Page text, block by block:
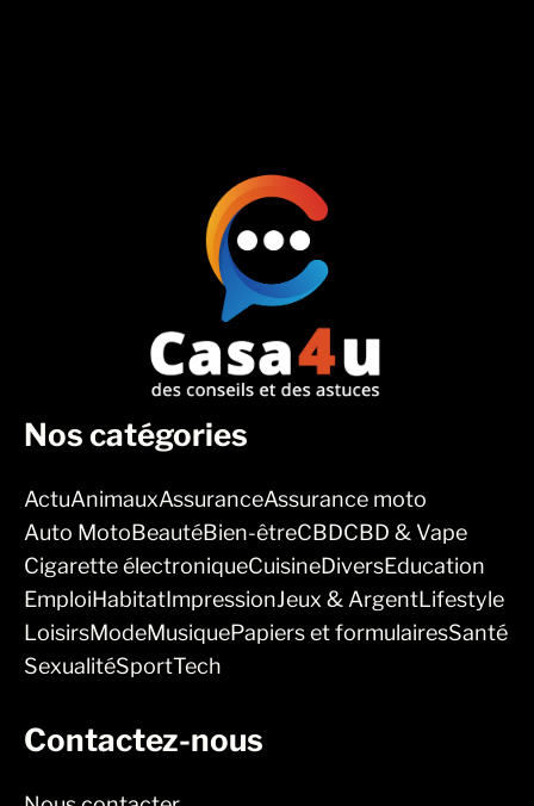
Nos catégories
ActuAnimauxAssuranceAssurance moto
Auto MotoBeautéBien-êtreCBDCBD & Vape
Cigarette électroniqueCuisineDiversEducation
EmploiHabitatImpressionJeux & ArgentLifestyle
LoisirsModeMusiquePapiers et formulairesSanté
SexualitéSportTech
Contactez-nous